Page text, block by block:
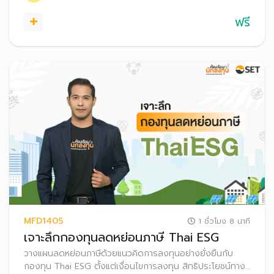
ฟรี
MFD1405 1 ชั่วโมง 8 นาที
เจาะลึกกองทุนลดหย่อนภาษี Thai ESG
วางแผนลดหย่อนภาษีด้วยแนวคิดการลงทุนอย่างยั่งยืนกับ
กองทุน Thai ESG ตั้งแต่เงื่อนไขการลงทุน สิทธิประโยชน์ทาง